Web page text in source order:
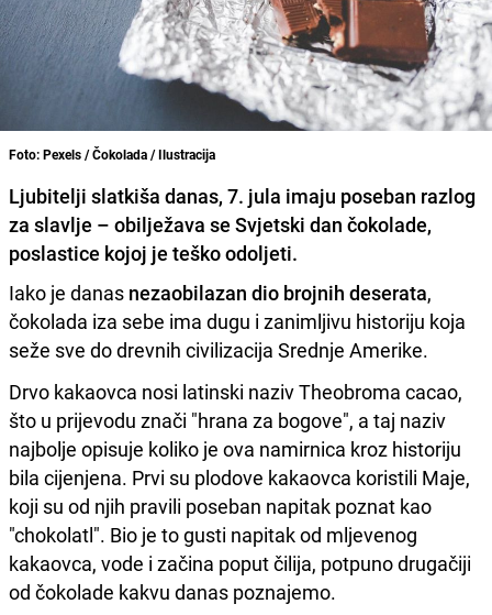
Foto: Pexels / Čokolada / Ilustracija
Ljubitelji slatkiša danas, 7. jula imaju poseban razlog
za slavlje – obilježava se Svjetski dan čokolade,
poslastice kojoj je teško odoljeti.
Iako je danas nezaobilazan dio brojnih deserata,
čokolada iza sebe ima dugu i zanimljivu historiju koja
seže sve do drevnih civilizacija Srednje Amerike.
Drvo kakaovca nosi latinski naziv Theobroma cacao,
što u prijevodu znači "hrana za bogove", a taj naziv
najbolje opisuje koliko je ova namirnica kroz historiju
bila cijenjena. Prvi su plodove kakaovca koristili Maje,
koji su od njih pravili poseban napitak poznat kao
"chokolatl". Bio je to gusti napitak od mljevenog
kakaovca, vode i začina poput čilija, potpuno drugačiji
od čokolade kakvu danas poznajemo.